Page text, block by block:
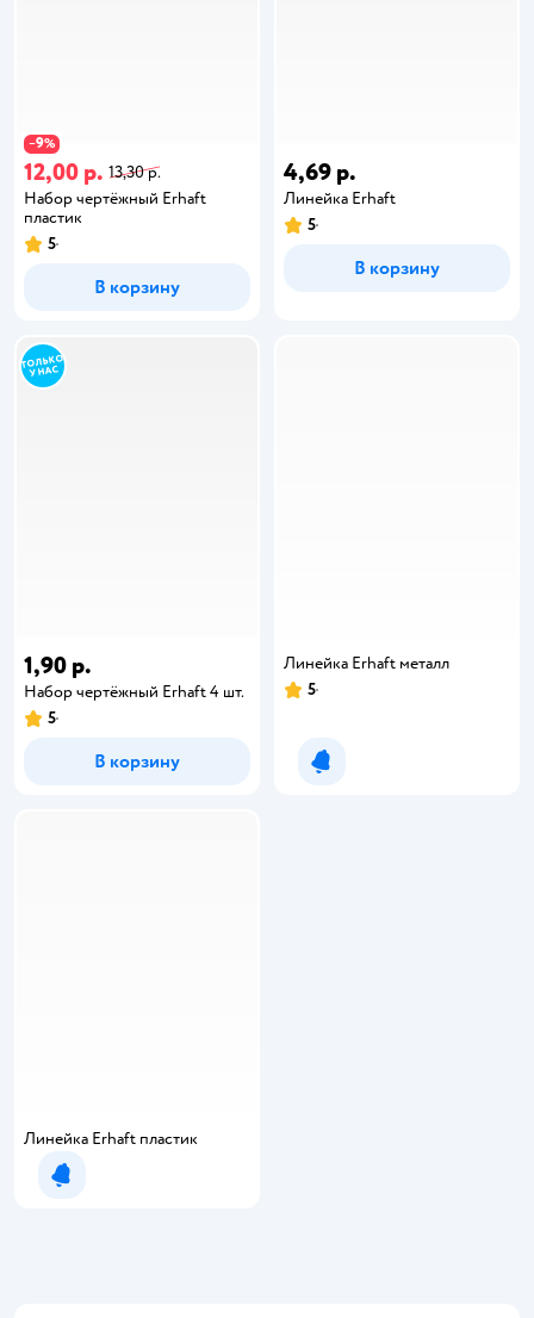
−9%
12,00 р. 13,30 р.
Набор чертёжный Erhaft
пластик
5
В корзину
4,69 р.
Линейка Erhaft
5
В корзину
1,90 р.
Набор чертёжный Erhaft 4 шт.
5
В корзину
Линейка Erhaft металл
5
Уведомить о появлении
Линейка Erhaft пластик
Уведомить о появлении